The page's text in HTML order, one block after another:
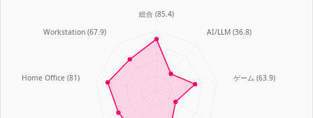
総合 (85.4)
AI/LLM(36.8)
ゲーム (63.9)
Home Office (81)
Workstation (67.9)